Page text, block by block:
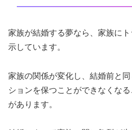
家族が結婚する夢なら、家族に
示しています。
家族の関係が変化し、結婚前と
ションを保つことができなくな
があります。